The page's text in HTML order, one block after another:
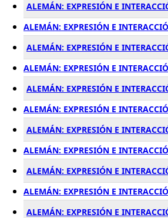
ALEMÁN: EXPRESIÓN E
ALEMÁN: EXPRESIÓN E
ALEMÁN: EXPRESIÓN E
ALEMÁN: EXPRESIÓN E
ALEMÁN: EXPRESIÓN E
ALEMÁN: EXPRESIÓN E
ALEMÁN: EXPRESIÓN E
ALEMÁN: EXPRESIÓN E
ALEMÁN: EXPRESIÓN E
ALEMÁN: EXPRESIÓN E
ALEMÁN: EXPRESIÓN E